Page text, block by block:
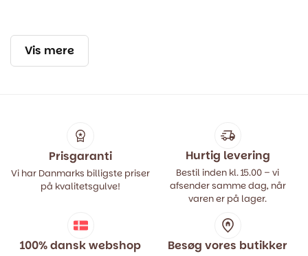
Vis mere
Prisgaranti
Vi har Danmarks billigste priser
på kvalitetsgulve!
Hurtig levering
Bestil inden kl. 15.00 – vi
afsender samme dag, når
varen er på lager.
100% dansk webshop Besøg vores butikker